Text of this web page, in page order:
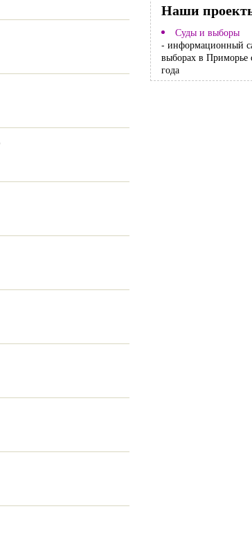
Наши
Суды и выборы
- информационный
выборах в Приморье
года